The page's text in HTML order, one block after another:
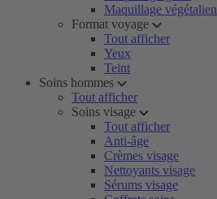
Maquillage végétalien
Format voyage
Tout afficher
Yeux
Teint
Soins hommes
Tout afficher
Soins visage
Tout afficher
Anti-âge
Crèmes visage
Nettoyants visage
Sérums visage